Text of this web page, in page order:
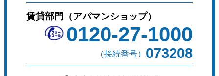
賃貸部門（アパマンショップ）
0120-27-1000
（接続番号） 073208